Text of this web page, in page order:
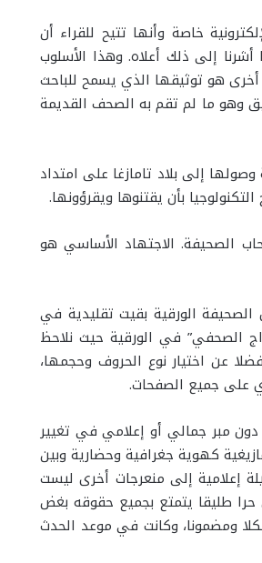
خاصة وأنها تتيح للقراء أن
إلى ذلك أعلاه. وهذا الأسلوب
هو توثيقها الذي يسمح للباحث
وهو ما لم تقم به الصحف القديمة
وصولها إلى بلاد تامازغا على امتداد
بأن يقتنوها ويقرؤونها.
الصحيفة. الاجتهاد الأساسي هو
الورقية بقيت تقليدية في
الصحفي” في الورقية حيث نلاحظ
عن اختيار نوع الحروف وحجمها،
على جميع الصفحات.
مبر جمالي أو إعلامي في تغيير
كهوية جغرافية وحضارية وبين
إعلامية إلى منعرجات أخرى ليست
طليقا يتمتع بجميع حقوقه بغض
ومضمونا، وكانت في موعد الحدث